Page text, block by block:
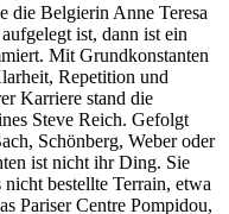
die Belgierin Anne Teresa
ist, dann ist ein
Mit Grundkonstanten
Repetition und
Karriere stand die
Steve Reich. Gefolgt
Schönberg, Weber oder
ist nicht ihr Ding. Sie
bestellte Terrain, etwa
Pariser Centre Pompidou,